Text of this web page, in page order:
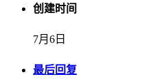
创建时间
7月6日
最后回复